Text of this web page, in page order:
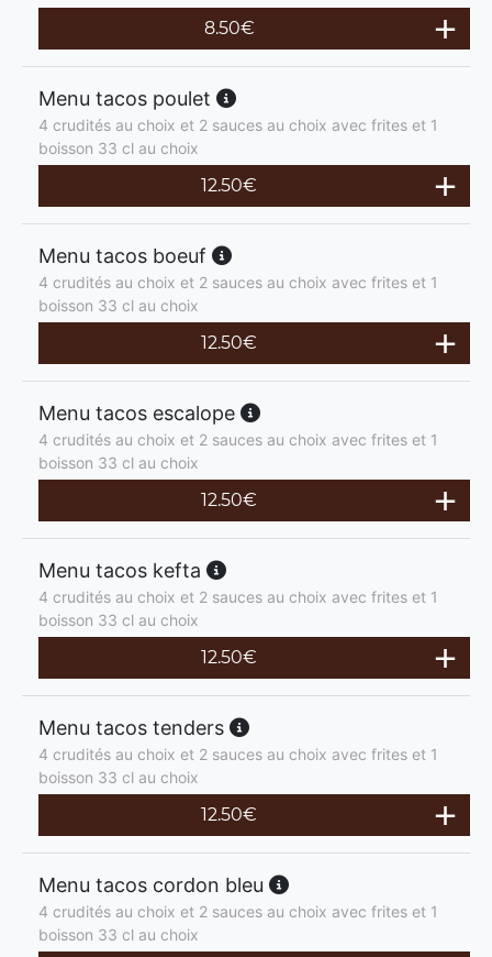
8.50€
Menu tacos poulet
4 crudités au choix et 2 sauces au choix avec frites et 1
boisson 33 cl au choix
12.50€
Menu tacos boeuf
4 crudités au choix et 2 sauces au choix avec frites et 1
boisson 33 cl au choix
12.50€
Menu tacos escalope
4 crudités au choix et 2 sauces au choix avec frites et 1
boisson 33 cl au choix
12.50€
Menu tacos kefta
4 crudités au choix et 2 sauces au choix avec frites et 1
boisson 33 cl au choix
12.50€
Menu tacos tenders
4 crudités au choix et 2 sauces au choix avec frites et 1
boisson 33 cl au choix
12.50€
Menu tacos cordon bleu
4 crudités au choix et 2 sauces au choix avec frites et 1
boisson 33 cl au choix